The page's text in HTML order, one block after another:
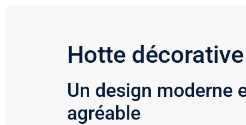
Hotte
Un design moderne
agréable